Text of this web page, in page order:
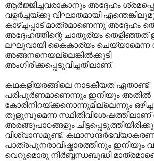
ആര്‍ജ്ജിച്ചവരാകാനും അദ്ദേഹം
വളര്‍ച്ചയ്ക്കു വിഘാതമായി
കാഴ്ച്ചപ്പാട് മാത്രമാണെന്നു അദ്ദേഹം
അദ്ദേഹത്തിന്റെ ചാതുര്യം തെളിഞ്ഞത്
ലഘുവായി കൈകാര്യം ചെയ്യാമെന്ന
അങ്ങനനെയല്ലെങ്കില്‍ക്കൂടി
അംഗീരിക്കപ്പെടുവിച്ചതിലാണ്.
കഥകളിയരങ്ങിലെ നാടകീയത ഏതാണ്ട്
പരിപൂര്‍ണമാണെന്നും ഇനിയും അതില്‍
കോരിനിറയ്ക്കനൊന്നുമില്ലെന്നും
തുളുമ്പുമെന്ന സ്ഥിതിവിശേഷത്തിലാണ്
അരങ്ങുപാഠങ്ങളും
വിശ്വാസമുണ്ട്.
പാത്രപുനരാവിഷ്കാരത്തിനും ഇനിയും
വെറുമൊരു നിര്‍ബ്ബന്ധബുദ്ധി